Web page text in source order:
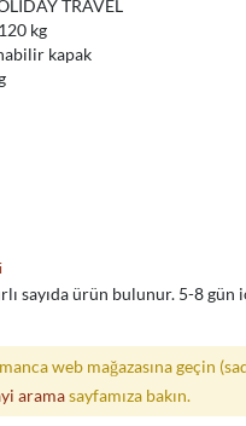
TRAVEL
kg
kapak
sayıda ürün bulunur. 5-8
web mağazasına geçin
aramasayfamıza bakın.